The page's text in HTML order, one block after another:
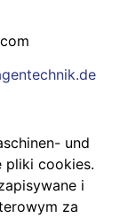
und
pliki cookies.
i
za